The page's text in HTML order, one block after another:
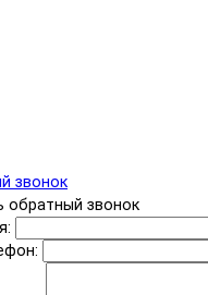
звонок
обратный звонок